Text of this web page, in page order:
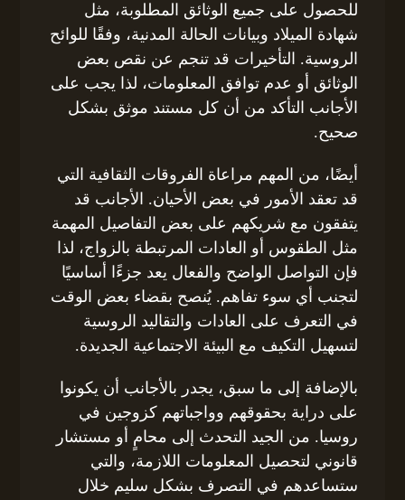
للحصول على جميع الوثائق المطلوبة، مثل
شهادة الميلاد وبيانات الحالة المدنية، وفقًا للوائح
الروسية. التأخيرات قد تنجم عن نقص بعض
الوثائق أو عدم توافق المعلومات، لذا يجب على
الأجانب التأكد من أن كل مستند موثق بشكل
صحيح.
أيضًا، من المهم مراعاة الفروقات الثقافية التي
قد تعقد الأمور في بعض الأحيان. الأجانب قد
يتفقون مع شريكهم على بعض التفاصيل المهمة
مثل الطقوس أو العادات المرتبطة بالزواج، لذا
فإن التواصل الواضح والفعال يعد جزءًا أساسيًا
لتجنب أي سوء تفاهم. يُنصح بقضاء بعض الوقت
في التعرف على العادات والتقاليد الروسية
لتسهيل التكيف مع البيئة الاجتماعية الجديدة.
بالإضافة إلى ما سبق، يجدر بالأجانب أن يكونوا
على دراية بحقوقهم وواجباتهم كزوجين في
روسيا. من الجيد التحدث إلى محامٍ أو مستشار
قانوني لتحصيل المعلومات اللازمة، والتي
ستساعدهم في التصرف بشكل سليم خلال